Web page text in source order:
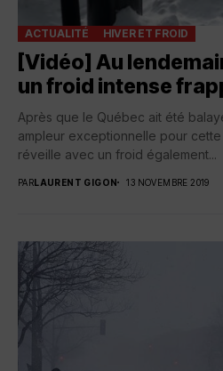
ACTUALITÉ HIVER ET FROID
[Vidéo] Au
un froid intense
Après que le Québec ait été
ampleur exceptionnelle pour
réveille avec un froid également...
PAR LAURENT GIGON 13 NOVEMBRE 2019